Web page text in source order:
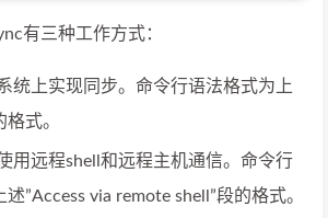
有三种工作方式：
统上实现同步。命令行语法格式为上
格式。
用远程shell和远程主机通信。命令行
”Access via remote shell”段的格式。